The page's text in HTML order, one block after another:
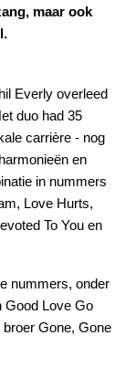
maar ook
Everly overleed
duo had 35
carrière - nog
en
in nummers
Love Hurts,
To You en
nummers, onder
Good Love Go
Gone, Gone